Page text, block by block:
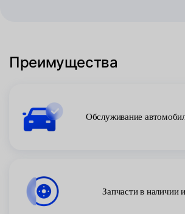
Преимущества
Обслуживание
Запчасти в наличии